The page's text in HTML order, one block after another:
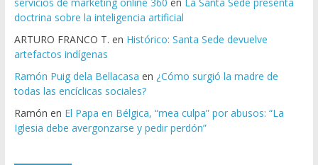
doctrina sobre la inteligencia artificial
ARTURO FRANCO T. en Histórico: Santa Sede devuelve
artefactos indígenas
Ramón Puig dela Bellacasa en ¿Cómo surgió la madre de
todas las encíclicas sociales?
Ramón en El Papa en Bélgica, “mea culpa” por abusos: “La
Iglesia debe avergonzarse y pedir perdón”